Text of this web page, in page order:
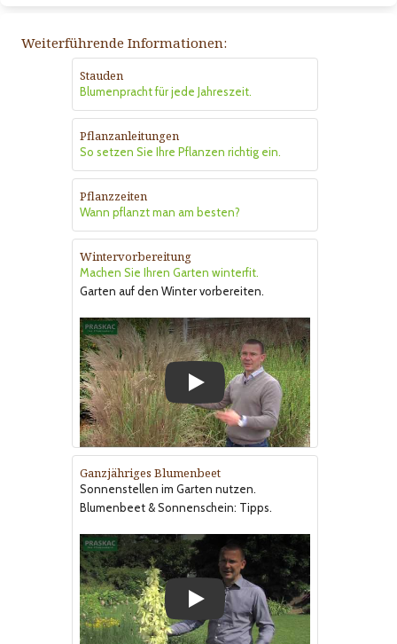
Weiterführende Informationen:
Stauden
Blumenpracht für jede Jahreszeit.
Pflanzanleitungen
So setzen Sie Ihre Pflanzen richtig ein.
Pflanzzeiten
Wann pflanzt man am besten?
Wintervorbereitung
Machen Sie Ihren Garten winterfit.
Garten auf den Winter vorbereiten.
Ganzjähriges Blumenbeet
Sonnenstellen im Garten nutzen.
Blumenbeet & Sonnenschein: Tipps.